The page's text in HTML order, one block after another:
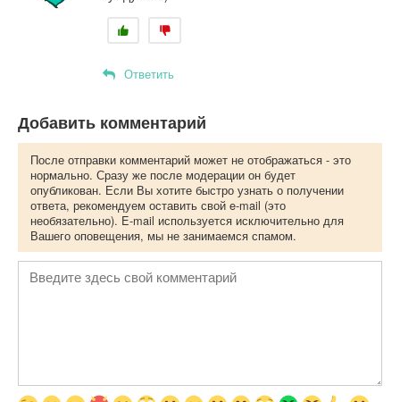
Ответить
Добавить комментарий
После отправки комментарий может не отображаться - это
нормально. Сразу же после модерации он будет
опубликован. Если Вы хотите быстро узнать о получении
ответа, рекомендуем оставить свой e-mail (это
необязательно). E-mail используется исключительно для
Вашего оповещения, мы не занимаемся спамом.